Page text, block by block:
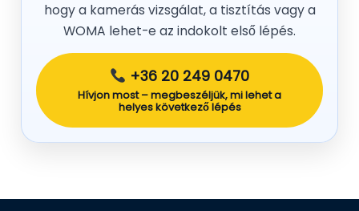
hogy a kamerás vizsgálat, a tisztítás vagy a
WOMA lehet-e az indokolt első lépés.
+36 20 249 0470
Hívjon most – megbeszéljük, mi lehet a
helyes következő lépés